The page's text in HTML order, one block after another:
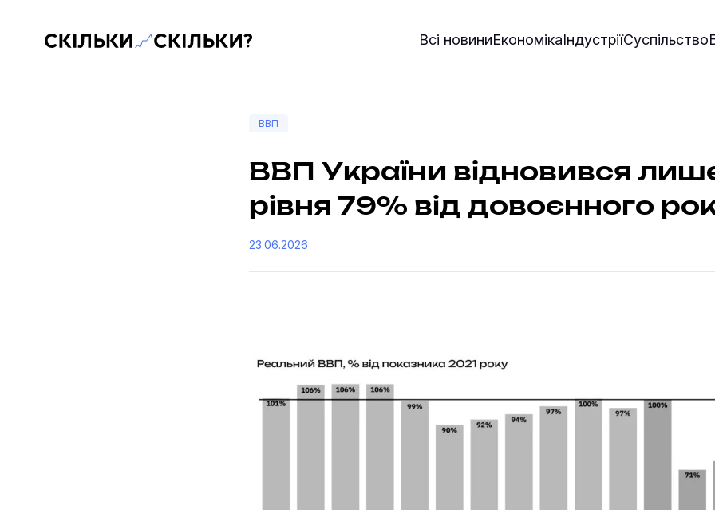
Скільки-скільки? — Медіа про суспільні дані Всі новиниЕкономікаІндустріїСуспільство
ВВП
ВВП України відновився
рівня 79% від довоєнного
23.06.2026